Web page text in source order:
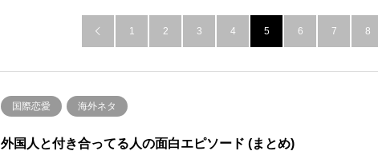
 1 2 3 4 5 6 7 8
国際恋愛 海外ネタ
外国人と付き合ってる人の面白エピソード (まとめ)